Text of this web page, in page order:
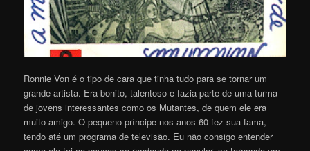
Ronnie Von é o tipo de cara que tinha tudo para se tornar um
grande artista. Era bonito, talentoso e fazia parte de uma turma
de jovens interessantes como os Mutantes, de quem ele era
muito amigo. O pequeno príncipe nos anos 60 fez sua fama,
tendo até um programa de televisão. Eu não consigo entender